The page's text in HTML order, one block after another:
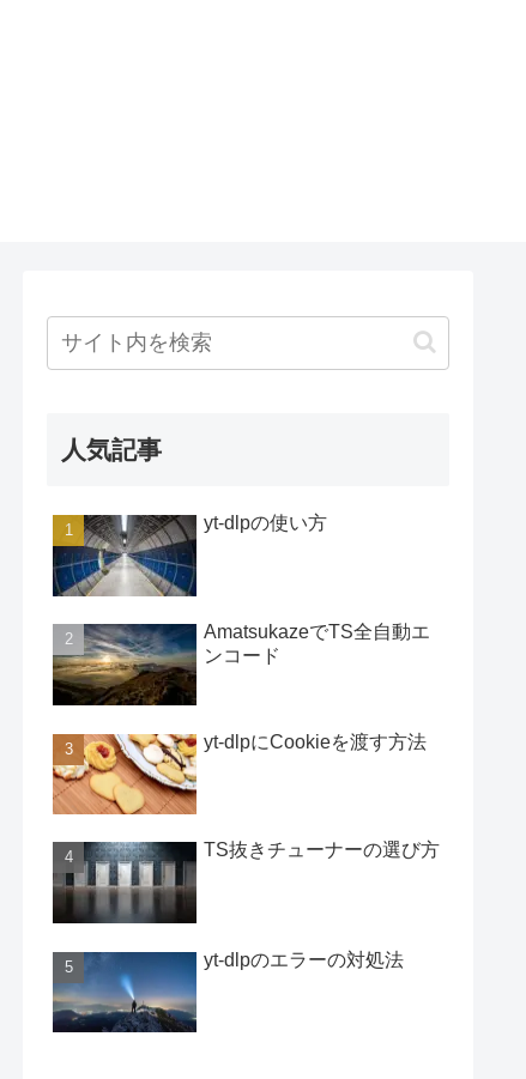
人気記事
yt-dlpの使い方
AmatsukazeでTS全自動エ
ンコード
yt-dlpにCookieを渡す方法
TS抜きチューナーの選び方
yt-dlpのエラーの対処法